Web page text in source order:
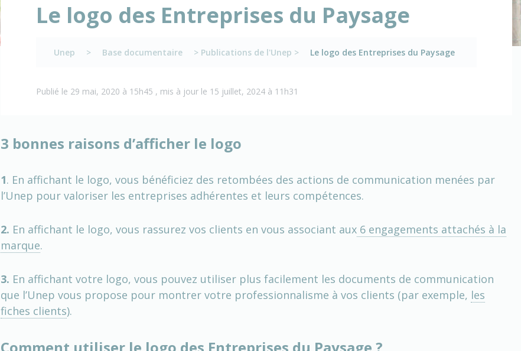
Le logo des Entreprises du Paysage
Unep > Base documentaire > Publications de l'Unep > Le logo des Entreprises du Paysage
Publié le 29 mai, 2020 à 15h45 , mis à jour le 15 juillet, 2024 à 11h31
3 bonnes raisons d’afficher le logo
1. En affichant le logo, vous bénéficiez des retombées des actions de communication menées par
l’Unep pour valoriser les entreprises adhérentes et leurs compétences.
2. En affichant le logo, vous rassurez vos clients en vous associant aux6 engagements attachés à la
marque.
3. En affichant votre logo, vous pouvez utiliser plus facilement les documents de communication
que l’Unep vous propose pour montrer votre professionnalisme à vos clients (par exemple, les
fiches clients).